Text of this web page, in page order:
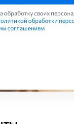
обработку своих
обработки
соглашением